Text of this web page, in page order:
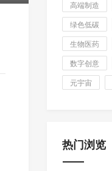
高端制造
绿色低碳
生物医药
数字创意
元宇宙
热门浏览